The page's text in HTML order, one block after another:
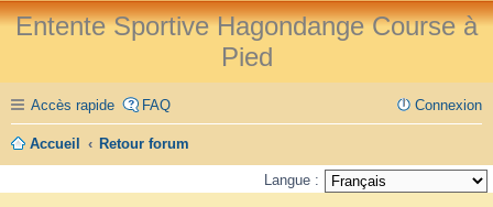
Entente Sportive Hagondange Course à
Pied
Accès rapide FAQ Connexion
Accueil Retour forum
Langue :